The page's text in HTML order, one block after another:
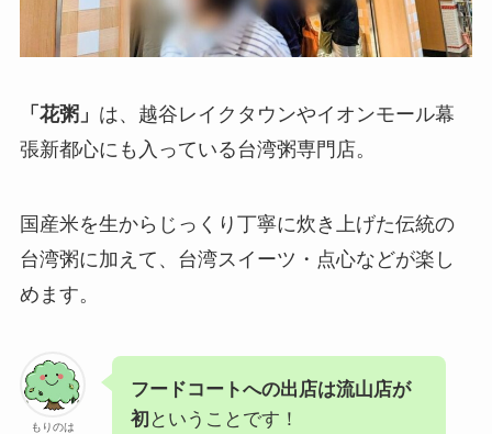
「花粥」 は、越谷レイクタウンやイオンモール幕
張新都心にも入っている台湾粥専門店。
国産米を生からじっくり丁寧に炊き上げた伝統の
台湾粥に加えて、台湾スイーツ・点心などが楽し
めます。
もりのは
フードコートへの出店は流山店が
初 ということです！